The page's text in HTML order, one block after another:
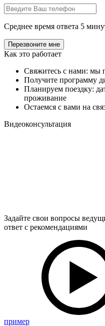
Среднее время ответа 5
Как это работает
Свяжитесь с нами: мы
Получите программу
Планируем поездку:
проживание
Остаемся с вами на
Видеоконсультация
Задайте свои вопросы
ответ с рекомендациями
пример